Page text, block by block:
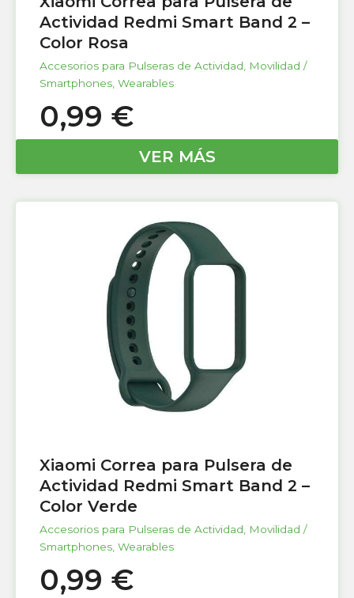
Actividad Redmi Smart Band 2 –
Color Rosa
Accesorios para Pulseras de Actividad, Movilidad /
Smartphones, Wearables
0,99 €
VER MÁS
Xiaomi Correa para Pulsera de
Actividad Redmi Smart Band 2 –
Color Verde
Accesorios para Pulseras de Actividad
Movilidad /
Smartphones Wearables
0,99 €